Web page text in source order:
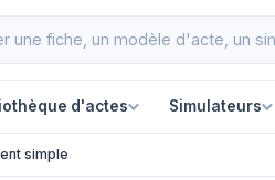
d'actes Simulateurs
simple